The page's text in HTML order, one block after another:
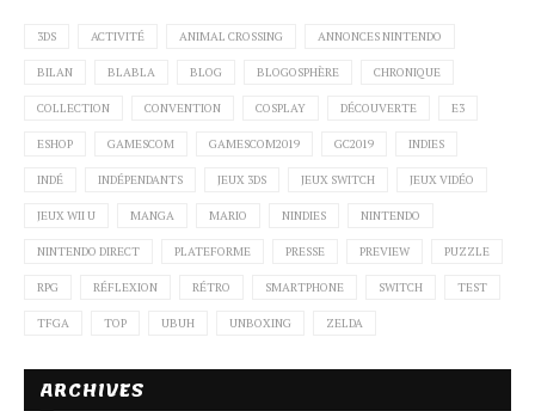
3DS ACTIVITÉ ANIMAL CROSSING ANNONCES NINTENDO
BILAN BLABLA BLOG BLOGOSPHÈRE CHRONIQUE
COLLECTION CONVENTION COSPLAY DÉCOUVERTE E3
ESHOP GAMESCOM GAMESCOM2019 GC2019 INDIES
INDÉ INDÉPENDANTS JEUX 3DS JEUX SWITCH JEUX VIDÉO
JEUX WII U MANGA MARIO NINDIES NINTENDO
NINTENDO DIRECT PLATEFORME PRESSE PREVIEW PUZZLE
RPG RÉFLEXION RÉTRO SMARTPHONE SWITCH TEST
TFGA TOP UBUH UNBOXING ZELDA
ARCHIVES